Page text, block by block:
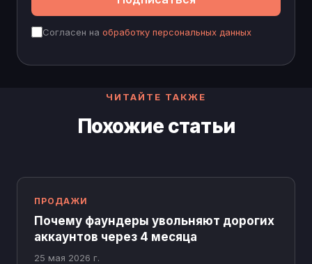
Согласен на обработку персональных данных
ЧИТАЙТЕ ТАКЖЕ
Похожие статьи
ПРОДАЖИ
Почему фаундеры увольняют дорогих
аккаунтов через 4 месяца
25 мая 2026 г.